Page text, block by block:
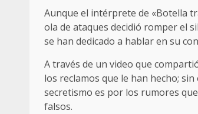
Aunque el intérprete de «Botella
ola de ataques decidió romper el
se han dedicado a hablar en su
A través de un video que
los reclamos que le han hecho;
secretismo es por los rumores
falsos.